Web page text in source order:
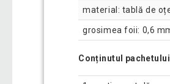
material: tablă de
grosimea foii: 0,6
Conținutul